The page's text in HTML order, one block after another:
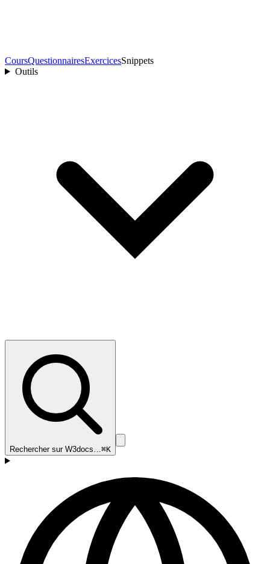
CoursQuestionnairesExercicesSnippets
Outils
Rechercher sur W3docs…⌘K